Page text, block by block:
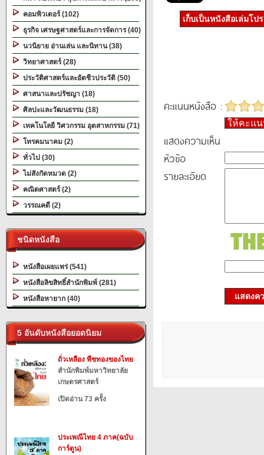
คอมพิวเตอร์ (102)
ธุรกิจ เศรษฐศาสตร์และการจัดการ (40)
นวนิยาย อ่านเล่น และนิทาน (38)
วิทยาศาสตร์ (28)
ประวัติศาสตร์และอัตชีวประวัติ (50)
ศาสนาและปรัชญา (18)
ศิลปะและวัฒนธรรม (18)
เทคโนโลยี วิศวกรรม อุตสาหกรรม (71)
โทรคมนาคม (2)
ทั่วไป (30)
ไม่สังกัดหมวด (2)
คณิตศาสตร์ (2)
วรรณคดี (2)
ชนิดหนังสือ
หนังสือเผยแพร่ (541)
หนังสือลิขสิทธิ์สำนักพิมพ์ (281)
หนังสือหายาก (40)
5 อันดับหนังสือยอดนิยม
ถั่วเหลือง พืชทองของไทย
สำนักพิมพ์มหาวิทยาลัย
เกษตรศาสตร์
เปิดอ่าน 73 ครั้ง
ประเพณีไทย 4 ภาค(ฉบับ
การ์ตูน)
เก็บเป็นหนังสือเล่มโป
คะแนนหนังสือ :
ให้คะแ
แสดงความเห็น
หัวข้อ
รายละเอียด
แสดงค